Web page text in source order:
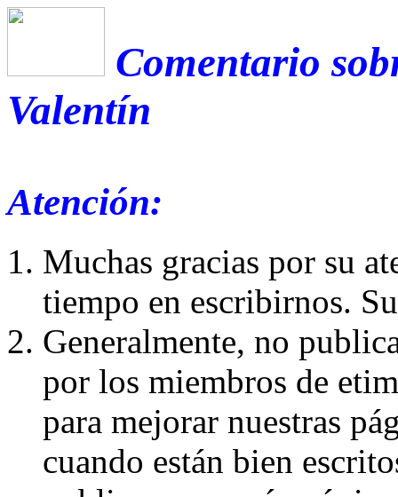
Comentario
Valentín
Atención:
Muchas gracias por su
tiempo en escribirnos.
Generalmente, no
por los miembros de
para mejorar nuestras
cuando están bien